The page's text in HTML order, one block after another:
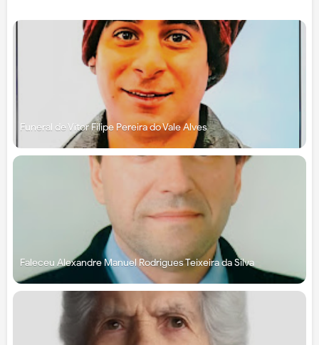
Funeral de Vítor Filipe Pereira do Vale Alves
Faleceu Alexandre Manuel Rodrigues Teixeira da Silva